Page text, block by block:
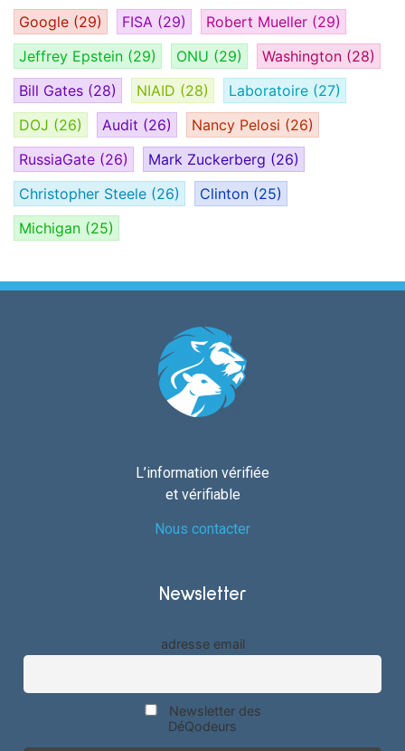
Google (29) FISA (29) Robert Mueller (29)
Jeffrey Epstein (29) ONU (29) Washington (28)
Bill Gates (28) NIAID (28) Laboratoire (27)
DOJ (26) Audit (26) Nancy Pelosi (26)
RussiaGate (26) Mark Zuckerberg (26)
Christopher Steele (26) Clinton (25)
Michigan (25)
L’information vérifiée
et vérifiable
Nous contacter
Newsletter
adresse email
Newsletter des
DéQodeurs